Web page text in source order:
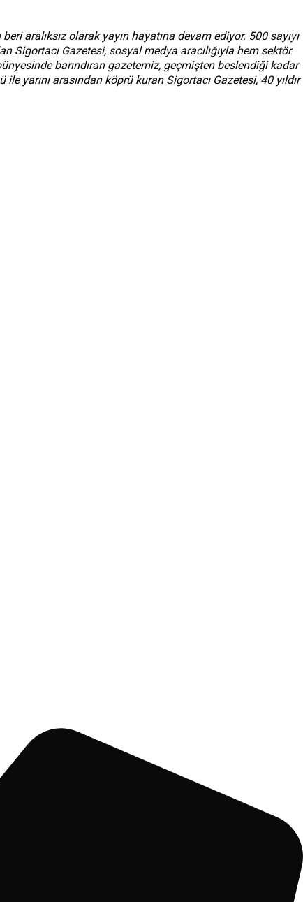
aralıksız olarak yayın hayatına devam ediyor. 500 sayıyı
Sigortacı Gazetesi, sosyal medya aracılığıyla hem sektör
barındıran gazetemiz, geçmişten beslendiği kadar
yarını arasından köprü kuran Sigortacı Gazetesi, 40 yıldır